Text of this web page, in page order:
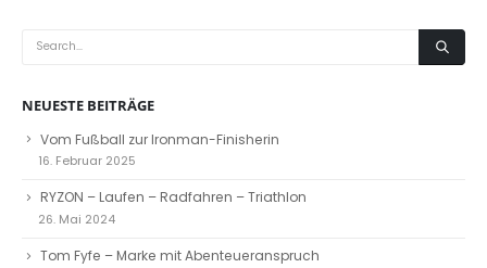
NEUESTE BEITRÄGE
Vom Fußball zur Ironman-Finisherin
16. Februar 2025
RYZON – Laufen – Radfahren – Triathlon
26. Mai 2024
Tom Fyfe – Marke mit Abenteueranspruch